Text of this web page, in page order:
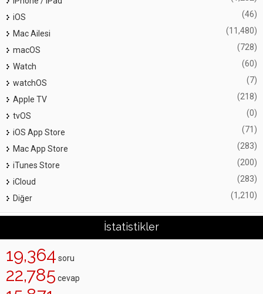
iOS (46)
Mac Ailesi (11,480)
macOS (728)
Watch (60)
watchOS (7)
Apple TV (218)
tvOS (0)
iOS App Store (71)
Mac App Store (283)
iTunes Store (200)
iCloud (283)
Diğer (1,210)
İstatistikler
19,364 soru
22,785 cevap